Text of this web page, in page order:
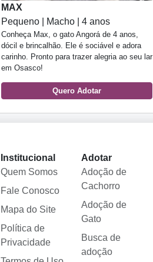
MAX
Pequeno | Macho | 4 anos
Conheça Max, o gato Angorá de 4 anos,
dócil e brincalhão. Ele é sociável e adora
carinho. Pronto para trazer alegria ao seu lar
em Osasco!
Quero Adotar
Institucional
Quem Somos
Fale Conosco
Mapa do Site
Política de
Privacidade
Adotar
Adoção de
Cachorro
Adoção de
Gato
Busca de
adoção